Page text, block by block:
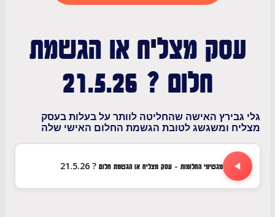
מצליח או הגשמת
חלום ? 21.5.26
האישה שהחליטה לוותר על בעלות בעסק
ומשגשג לטובת הגשמת החלום האישי שלה
מגשימי החלומות - עסק מצליח או הגשמת חלום ? 21.5.26